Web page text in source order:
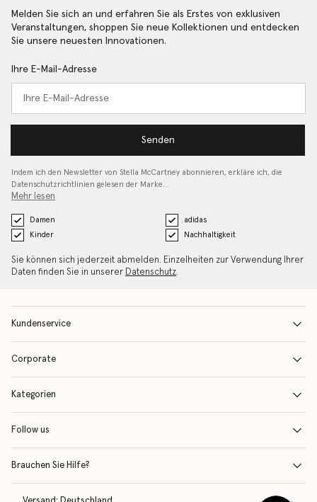
Melden Sie sich an und erfahren Sie als Erstes von exklusiven
Veranstaltungen, shoppen Sie neue Kollektionen und entdecken
Sie unsere neuesten Innovationen.
Ihre E-Mail-Adresse
Senden
Indem ich den Newsletter von Stella McCartney abonnieren, erkläre ich, die
Datenschutzrichtlinien gelesen der Marke…
Mehr lesen
Damen
adidas
Kinder
Nachhaltigkeit
Sie können sich jederzeit abmelden. Einzelheiten zur Verwendung Ihrer
Daten finden Sie in unserer Datenschutz.
Kundenservice
Corporate
Kategorien
Follow us
Brauchen Sie Hilfe?